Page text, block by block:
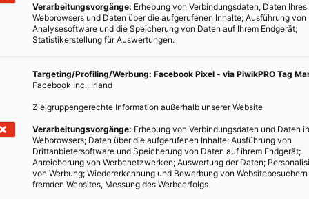
ein Mobiltelefon einige Jahre zu nutzen, so ist heutzutage ein
ist, ein Dinosaurier.
frühzeitig den Geist aufgibt. Geplante Obsoleszenz nennt man
nämlich den bewussten Einbau von Schwachstellen in
verkürzen. Die Wirtschaft muss ja wachsen…
Verarbeitungsvorgänge: Erhebung von Verbindungsdaten, Daten Ihres
Webbrowsers und Daten über die aufgerufenen Inhalte; Ausführung von
Analysesoftware und die Speicherung von Daten auf Ihrem Endgerät;
Statistikerstellung für Auswertungen.
Targeting/Profiling/Werbung: Facebook Pixel - via PiwikPRO Tag
Facebook Inc., Irland
Zielgruppengerechte Information außerhalb unserer Website
Verarbeitungsvorgänge: Erhebung von Verbindungsdaten und Daten
Webbrowsers; Daten über die aufgerufenen Inhalte; Ausführung von
Drittanbietersoftware und Speicherung von Daten auf ihrem Endgerät;
Anreicherung von Werbenetzwerken; Auswertung der Daten;
von Werbung; Wiedererkennung und Bewerbung von
fremden Websites, Messung des Werbeerfolgs